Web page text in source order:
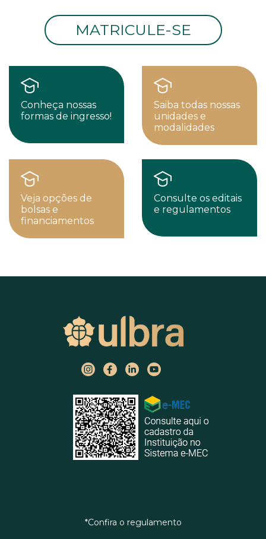
MATRICULE-SE
Conheça nossas
formas de ingresso!
Saiba todas nossas
unidades e
modalidades
Veja opções de
bolsas e
financiamentos
Consulte os editais
e regulamentos
*Confira o regulamento